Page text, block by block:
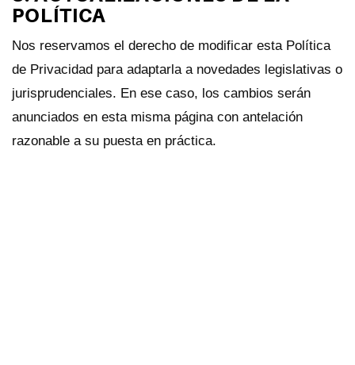
POLÍTICA
Nos reservamos el derecho de modificar esta Política
de Privacidad para adaptarla a novedades legislativas o
jurisprudenciales. En ese caso, los cambios serán
anunciados en esta misma página con antelación
razonable a su puesta en práctica.